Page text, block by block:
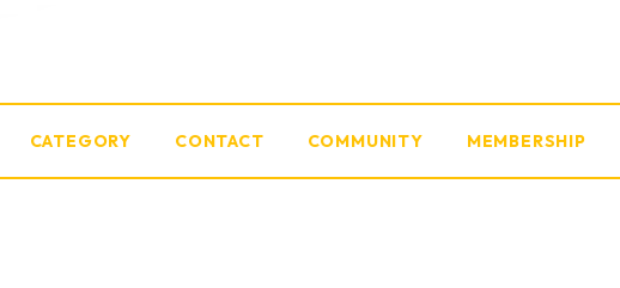
CATEGORY CONTACT COMMUNITY MEMBERSHIP